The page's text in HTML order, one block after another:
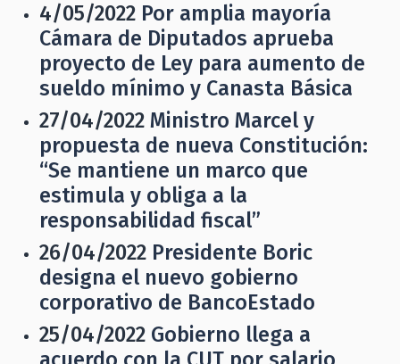
4/05/2022 Por amplia mayoría
Cámara de Diputados aprueba
proyecto de Ley para aumento de
sueldo mínimo y Canasta Básica
27/04/2022 Ministro Marcel y
propuesta de nueva Constitución:
“Se mantiene un marco que
estimula y obliga a la
responsabilidad fiscal”
26/04/2022 Presidente Boric
designa el nuevo gobierno
corporativo de BancoEstado
25/04/2022 Gobierno llega a